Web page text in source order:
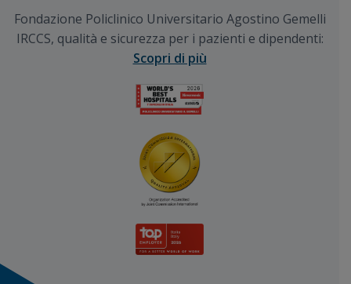
Fondazione Policlinico Universitario Agostino Gemelli
IRCCS, qualità e sicurezza per i pazienti e dipendenti:
Scopri di più